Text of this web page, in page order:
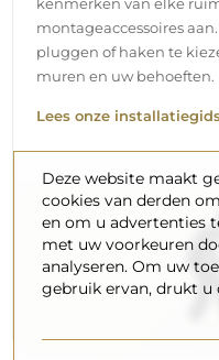
Om een optimale glans
microvezeldoek en warm
producten, zorg er dan
die azijn, ammoniak of
u een mooie
Wilt u meer weten?
Lees meer tips op onze
Deze website maakt
cookies van derden
en om u advertenties
met uw voorkeuren
analyseren. Om uw
gebruik ervan, drukt u